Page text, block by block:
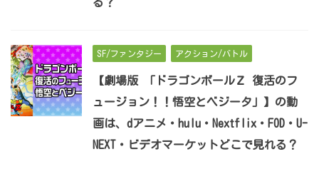
SF/ファンタジー アクション/バトル
【劇場版 「ドラゴンボールＺ 復活のフ
ュージョン！！悟空とベジータ」】の動
画は、dアニメ・hulu・Nextflix・FOD・U-
NEXT・ビデオマーケットどこで見れる？